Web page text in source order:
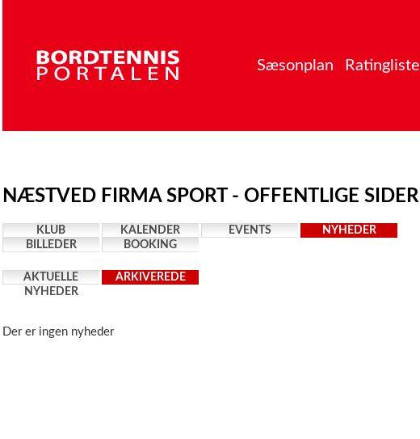
Sæsonplan Ratingliste
NÆSTVED FIRMA SPORT - OFFENTLIGE SIDER
KLUB KALENDER EVENTS
NYHEDER
BILLEDER
BOOKING
AKTUELLE
NYHEDER
ARKIVEREDE
Der er ingen nyheder